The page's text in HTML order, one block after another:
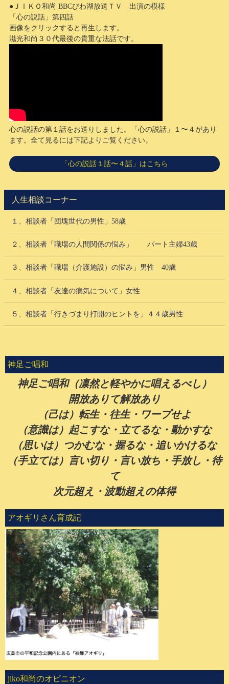
●ＪＩＫＯ和尚 BBCびわ湖放送ＴＶ 出演の模様
「心の説話」第四話
画像をクリックすると再生します。
滋光和尚３０代最後の貴重な法話です。
心の説話の第１話をお送りしました。「心の説話」１〜４があり
ます。全て見るには下記よりご覧ください。
「心の説話１話〜４話」はこちら
人生相談コーナー
１、相談者「団塊世代の男性」58歳
２、相談者「職場の人間関係の悩み」 パート主婦43歳
３、相談者「職場（介護施設）の悩み」男性 40歳
４、相談者「友達の病気について」女性
５、相談者「行きづまり打開のヒントを」４４歳男性
神足ご唱和
神足ご唱和（凛然と軽やかに唱えるべし）
開放ありて解放あり
（己は）転生・往生・ワープせよ
（意識は）起こすな・立てるな・動かすな
（思いは）つかむな・握るな・追いかけるな
（手立ては）言い切り・言い放ち・手放し・待
て
次元超え・波動超えの体得
アオギリさん育成記
jiko和尚のオピニオン